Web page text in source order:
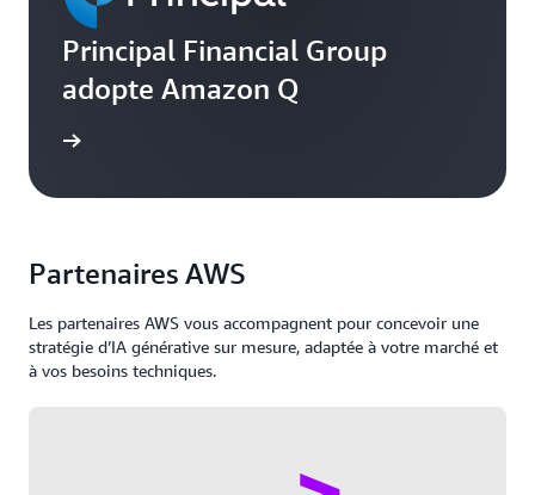
Principal Financial Group
adopte Amazon Q
Partenaires AWS
Les partenaires AWS vous accompagnent pour concevoir une
stratégie d’IA générative sur mesure, adaptée à votre marché et
à vos besoins techniques.